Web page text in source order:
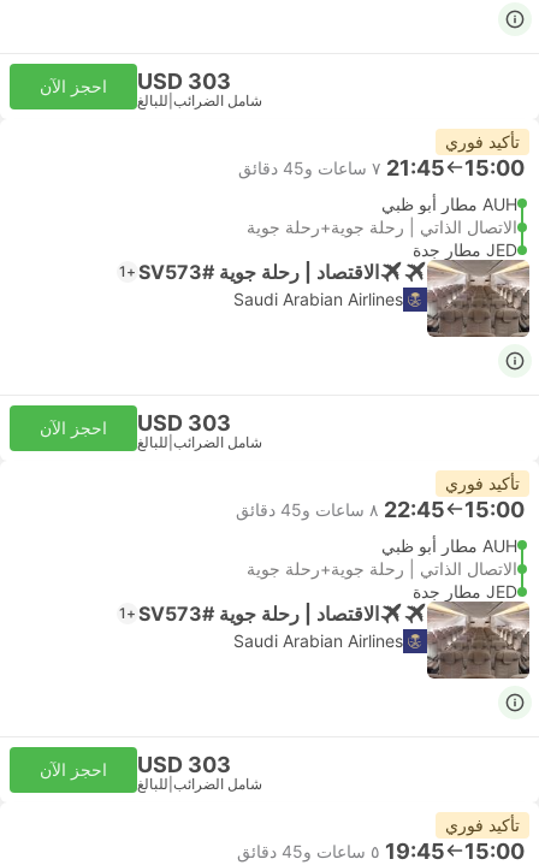
USD 303
شامل الضرائب للبالغ
احجز الآن
تأكيد فوري
15:00
21:45 ٧ ساعات و‫45 دقائق
AUH مطار أبو ظبي
الاتصال الذاتي | رحلة جوية+رحلة جوية
JED مطار جدة
الاقتصاد | رحلة جوية #SV573 +1
Saudi Arabian Airlines
USD 303
شامل الضرائب للبالغ
احجز الآن
تأكيد فوري
15:00
22:45 ٨ ساعات و‫45 دقائق
AUH مطار أبو ظبي
الاتصال الذاتي | رحلة جوية+رحلة جوية
JED مطار جدة
الاقتصاد | رحلة جوية #SV573 +1
Saudi Arabian Airlines
USD 303
شامل الضرائب للبالغ
احجز الآن
تأكيد فوري
15:00
19:45 ٥ ساعات و‫45 دقائق